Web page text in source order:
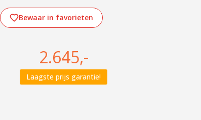
Bewaar in favorieten
2.645,-
Laagste prijs garantie!